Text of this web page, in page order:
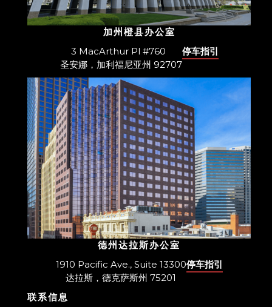
加州橙县办公室
3 MacArthur Pl #760
圣安娜，加利福尼亚州 92707
停车指引
德州达拉斯办公室
1910 Pacific Ave., Suite 13300
达拉斯，德克萨斯州 75201
停车指引
联系信息